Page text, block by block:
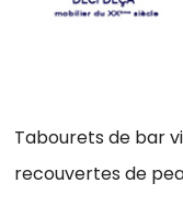
Tabourets de bar
recouvertes de